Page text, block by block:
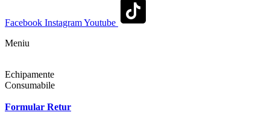
Facebook InstagramYoutube
Meniu
Echipamente
Consumabile
Formular Retur